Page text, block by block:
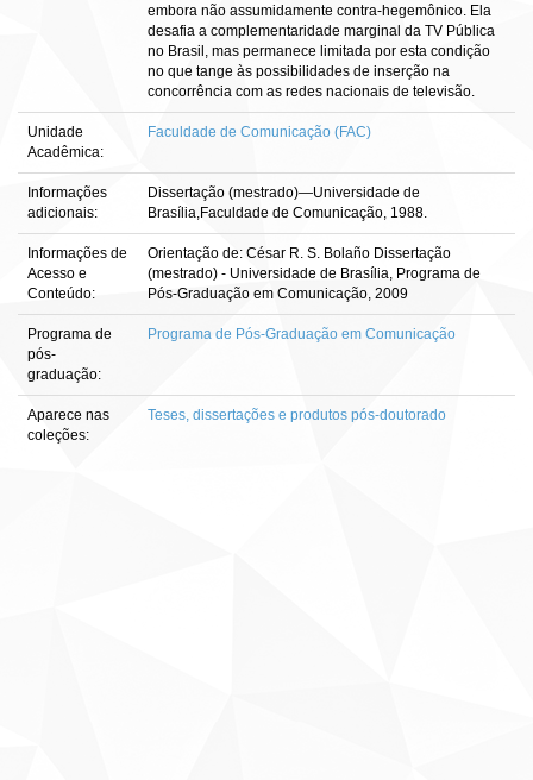
embora não assumidamente contra-hegemônico. Ela
desafia a complementaridade marginal da TV Pública
no Brasil, mas permanece limitada por esta condição
no que tange às possibilidades de inserção na
concorrência com as redes nacionais de televisão.
Unidade
Acadêmica:
Faculdade de Comunicação (FAC)
Informações
adicionais:
Dissertação (mestrado)—Universidade de
Brasília,Faculdade de Comunicação, 1988.
Informações de
Acesso e
Conteúdo:
Orientação de: César R. S. Bolaño Dissertação
(mestrado) - Universidade de Brasília, Programa de
Pós-Graduação em Comunicação, 2009
Programa de
pós-
graduação:
Programa de Pós-Graduação em Comunicação
Aparece nas
coleções:
Teses, dissertações e produtos pós-doutorado